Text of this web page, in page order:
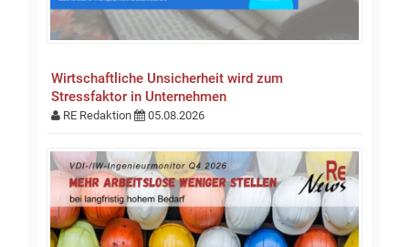
Wirtschaftliche Unsicherheit wird zum
Stressfaktor in Unternehmen
RE Redaktion 05.08.2026